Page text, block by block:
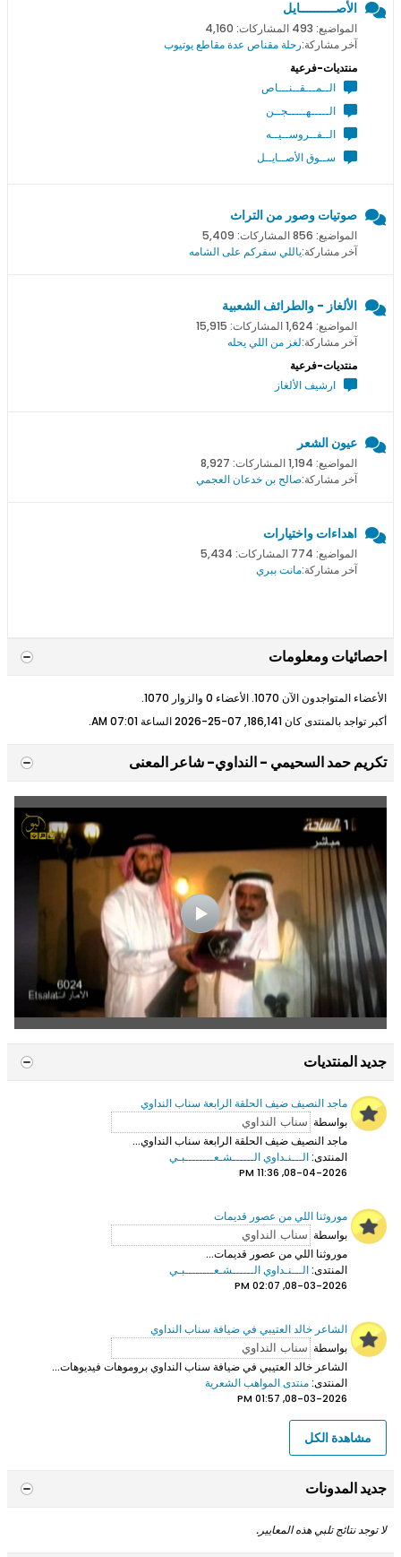
الأصــــــــــايل
المواضيع: 493 المشاركات: 4,160
آخر مشاركة:رحلة مقناص عدة مقاطع يوتيوب
منتديات-فرعية
الــمـــقــنـــاص
الـــــهـــــجــن
الــفــروســيــه
ســوق الأصــايــل
صوتيات وصور من التراث
المواضيع: 856 المشاركات: 5,409
آخر مشاركة:ياللي سفركم على الشامه
الألغاز - والطرائف الشعبية
المواضيع: 1,624 المشاركات: 15,915
آخر مشاركة:لغز من اللي يحله
منتديات-فرعية
ارشيف الألغاز
عيون الشعر
المواضيع: 1,194 المشاركات: 8,927
آخر مشاركة:صالح بن خدعان العجمي
اهداءات واختيارات
المواضيع: 774 المشاركات: 5,434
آخر مشاركة:مانت ببري
احصائيات ومعلومات
الأعضاء المتواجدون الآن 1070. الأعضاء 0 والزوار 1070.
أكبر تواجد بالمنتدى كان 186,141, 07-25-2026 الساعة
07:01 AM
.
تكريم حمد السحيمي - النداوي- شاعر المعنى
جديد المنتديات
ماجد النصيف ضيف الحلقة الرابعة سناب النداوي
بواسطة
ماجد النصيف ضيف الحلقة الرابعة سناب النداوي...
المنتدى:الـــنـداوي الــــــشـعــــــــبـي
08-04-2026, 11:36 PM
موروثنا اللي من عصور قديمات
بواسطة
موروثنا اللي من عصور قديمات...
المنتدى:الـــنـداوي الــــــشـعــــــــبـي
08-03-2026, 02:07 PM
الشاعر خالد العتيبي في ضيافة سناب النداوي
بواسطة
الشاعر خالد العتيبي في ضيافة سناب النداوي بروموهات فيديوهات...
المنتدى:منتدى المواهب الشعرية
08-03-2026, 01:57 PM
مشاهدة الكل
جديد المدونات
لا توجد نتائج تلبي هذه المعايير.